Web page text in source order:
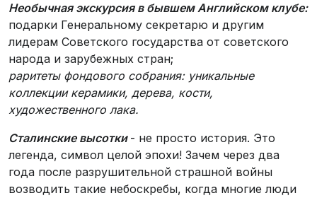
Необычная экскурсия в бывшем Английском клубе:
подарки Генеральному секретарю и другим
лидерам Советского государства от советского
народа и зарубежных стран;
раритеты фондового собрания: уникальные
коллекции керамики, дерева, кости,
художественного лака.
Сталинские высотки - не просто история. Это
легенда, символ целой эпохи! Зачем через два
года после разрушительной страшной войны
возводить такие небоскребы, когда многие люди